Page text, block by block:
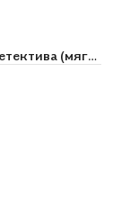
Звезды классического детектива (мягк.обл)